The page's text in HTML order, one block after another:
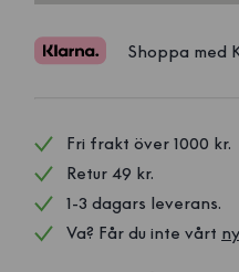
Shoppa med
Fri frakt över 1000 kr.
Retur 49 kr.
1-3 dagars leverans.
Va? Får du inte vårt